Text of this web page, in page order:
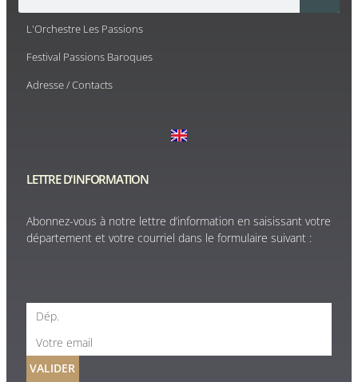
L'Orchestre Les Passions
Festival Passions Baroques
Adresse / Contacts
LETTRE D'INFORMATION
Abonnez-vous à notre lettre d’information en saisissant votre
département et votre courriel dans le formulaire suivant :
VALIDER